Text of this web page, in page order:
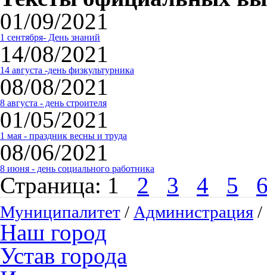
01/09/2021
1 сентября- День знаний
14/08/2021
14 августа -день физкультурника
08/08/2021
8 августа - день строителя
01/05/2021
1 мая - праздник весны и труда
08/06/2021
8 июня - день социального работника
Страница: 1 2 3 4 5
Муниципалитет / Администрация /
Наш город
Устав города